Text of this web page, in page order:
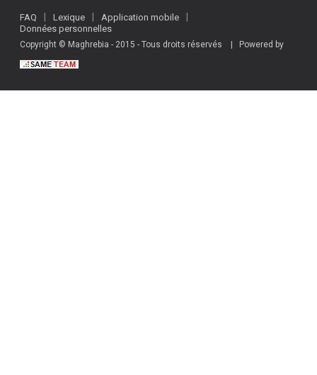
FAQ Lexique
Application mobile
Données personnelles
Copyright © Maghrebia - 2015 - Tous droits réservés | Powered by